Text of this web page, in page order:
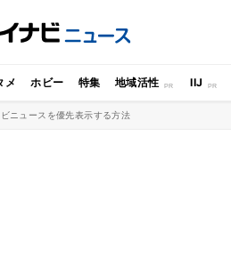
メ ホビー 特集 地域活性 IIJ
ニュースを優先表示する方法